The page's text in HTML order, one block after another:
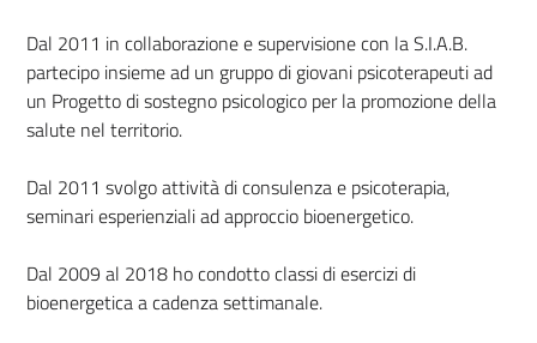
Dal 2011 in collaborazione e supervisione con la S.I.A.B.
partecipo insieme ad un gruppo di giovani psicoterapeuti ad
un Progetto di sostegno psicologico per la promozione della
salute nel territorio.
Dal 2011 svolgo attività di consulenza e psicoterapia,
seminari esperienziali ad approccio bioenergetico.
Dal 2009 al 2018 ho condotto classi di esercizi di
bioenergetica a cadenza settimanale.